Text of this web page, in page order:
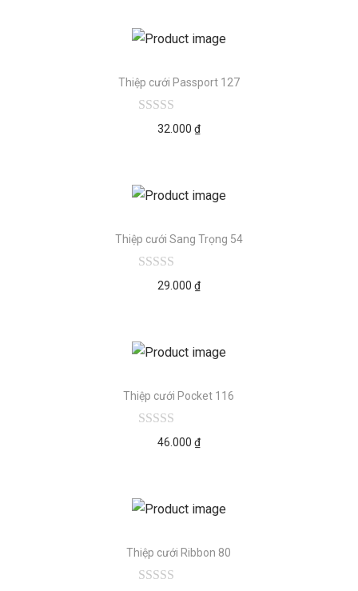
Thiệp cưới Passport 127
32.000 ₫
Thiệp cưới Sang Trọng 54
29.000 ₫
Thiệp cưới Pocket 116
46.000 ₫
Thiệp cưới Ribbon 80